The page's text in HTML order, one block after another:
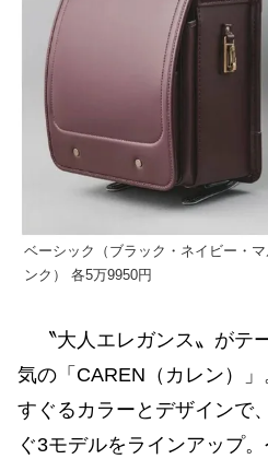
ベーシック（ブラック・ネイビー・
ンク） 各5万9950円
〝大人エレガンス〟がテ
気の「CAREN（カレン）
すぐるカラーとデザインで
ぐ3モデルをラインアップ